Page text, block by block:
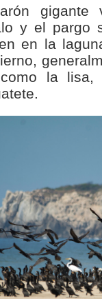
y el pargo
en la
la